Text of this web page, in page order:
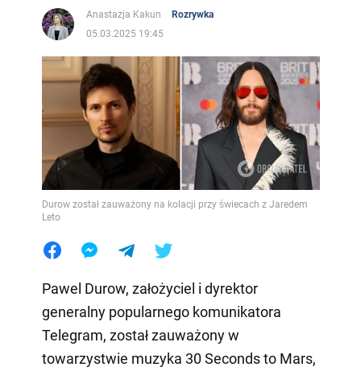
Anastazja Kakun
Rozrywka
05.03.2025 19:45
Durow został zauważony na kolacji przy świecach z Jaredem
Leto
Pawel Durow, założyciel i dyrektor
generalny popularnego komunikatora
Telegram, został zauważony w
towarzystwie muzyka 30 Seconds to Mars,